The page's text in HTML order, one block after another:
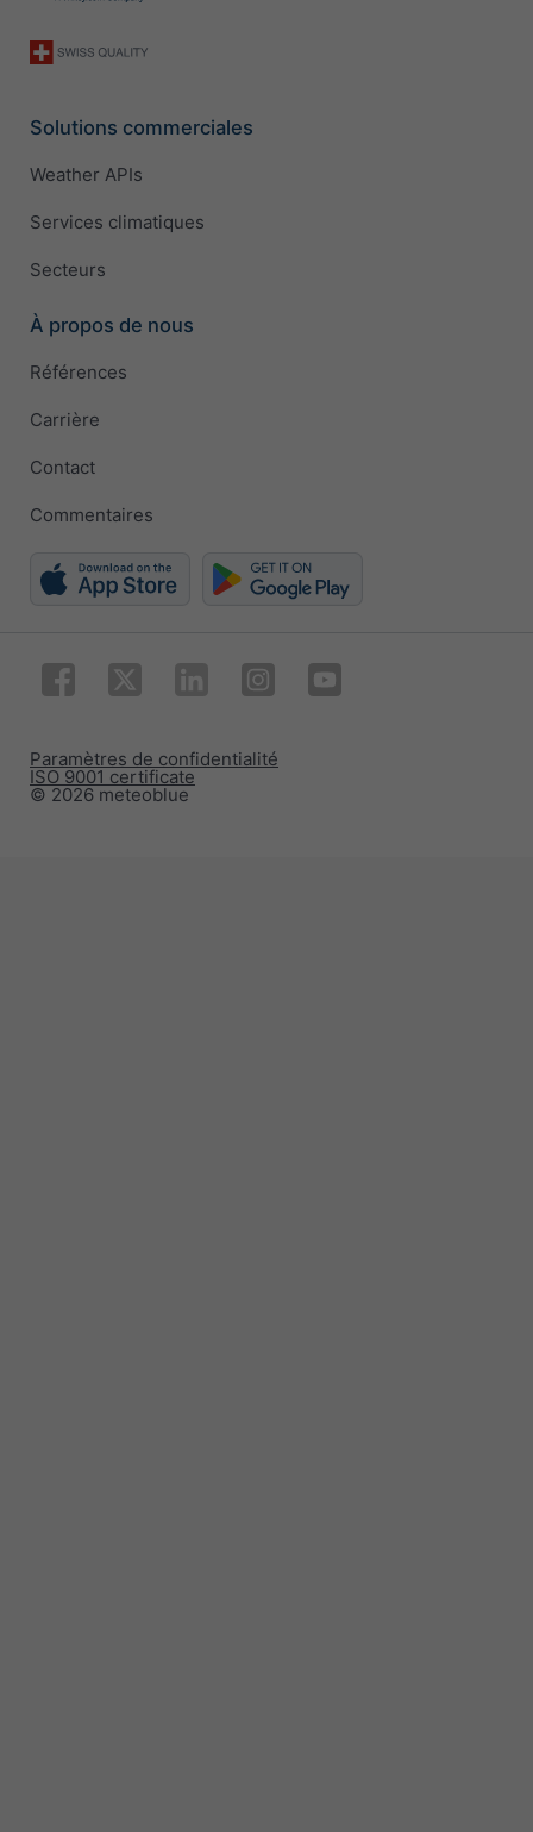
Solutions commerciales
Weather APIs
Services climatiques
Secteurs
À propos de nous
Références
Carrière
Contact
Commentaires
© 2026 meteoblue
ISO 9001 certificate
Paramètres de confidentialité